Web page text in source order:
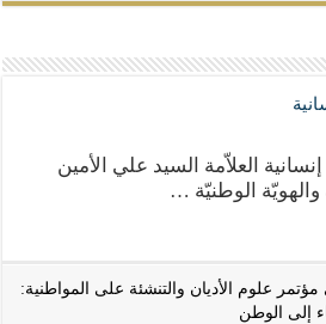
العلاّمة السيد علي الأمين
والهويّة الوطنيّة …
علوم الأديان والتنشئة على المواطنية:
إلى الوطن